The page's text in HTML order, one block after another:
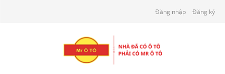
Đăng nhập Đăng ký